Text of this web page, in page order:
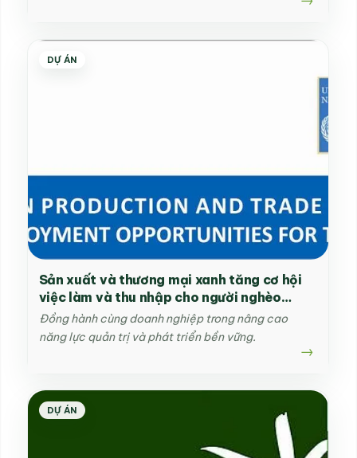
DỰ ÁN
Sản xuất và thương mại xanh tăng cơ hội
việc làm và thu nhập cho người nghèo
(1UN)
Đồng hành cùng doanh nghiệp trong nâng cao
năng lực quản trị và phát triển bền vững.
DỰ ÁN